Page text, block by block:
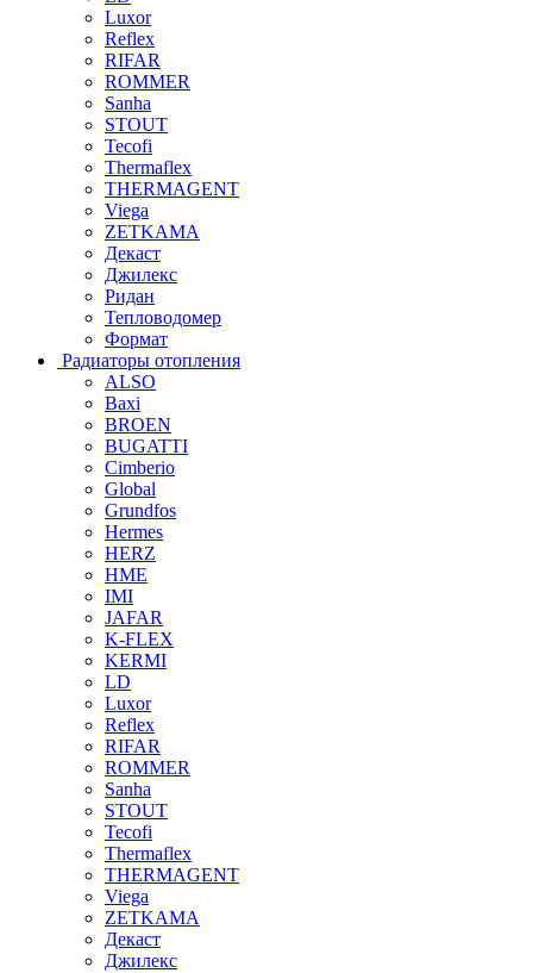
Luxor
Reflex
RIFAR
ROMMER
Sanha
STOUT
Tecofi
Thermaflex
THERMAGENT
Viega
ZETKAMA
Декаст
Джилекс
Ридан
Тепловодомер
Формат
Радиаторы отопления
ALSO
Baxi
BROEN
BUGATTI
Cimberio
Global
Grundfos
Hermes
HERZ
HME
IMI
JAFAR
K-FLEX
KERMI
LD
Luxor
Reflex
RIFAR
ROMMER
Sanha
STOUT
Tecofi
Thermaflex
THERMAGENT
Viega
ZETKAMA
Декаст
Джилекс